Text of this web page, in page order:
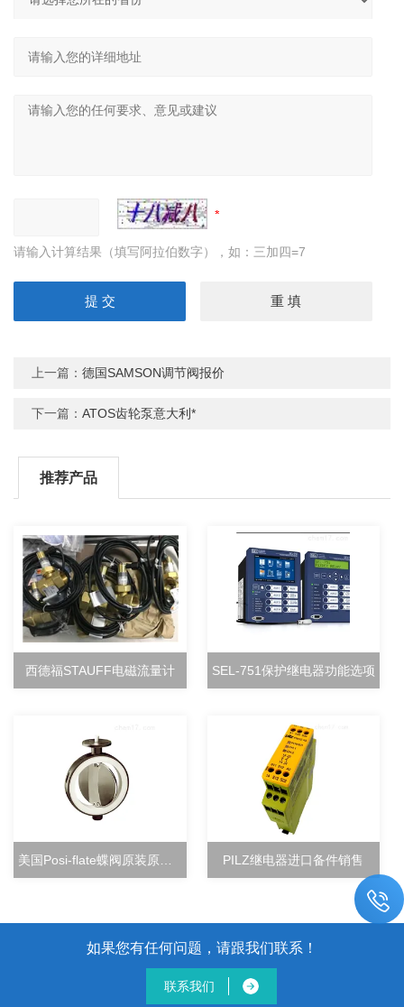
请输入计算结果（填写阿拉伯数字），如：三加四=7
上一篇：德国SAMSON调节阀报价
下一篇：ATOS齿轮泵意大利*
推荐产品
西德福STAUFF电磁流量计 SEL-751保护继电器功能选项
PILZ继电器进口备件销售
如果您有任何问题，请跟我们联系！
联系我们